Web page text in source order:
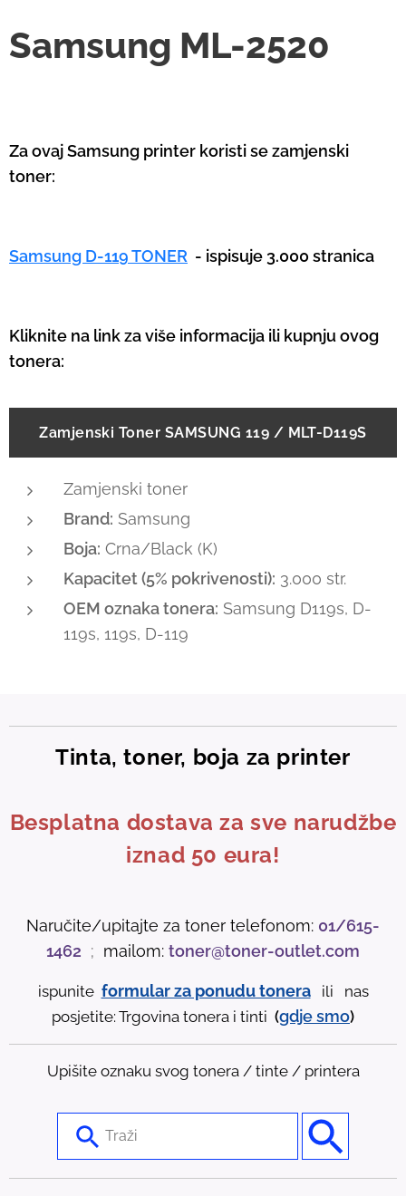
Samsung ML-2520
Za ovaj Samsung printer koristi se zamjenski
toner:
Samsung D-119 TONER - ispisuje 3.000 stranica
Kliknite na link za više informacija ili kupnju ovog
tonera:
Zamjenski Toner SAMSUNG 119 / MLT-D119S
Zamjenski toner
Brand: Samsung
Boja: Crna/Black (K)
Kapacitet (5% pokrivenosti): 3.000 str.
OEM oznaka tonera: Samsung D119s, D-
119s, 119s, D-119
Tinta, toner, boja za printer
Besplatna dostava za sve narudžbe
iznad 50 eura!
Naručite/upitajte za toner telefonom: 01/615-
1462 ; mailom: toner@toner-outlet.com
ispunite formular za ponudu tonera
ili nas
posjetite: Trgovina tonera i tinti (gdjesmo)
Upišite oznaku svog tonera / tinte / printera